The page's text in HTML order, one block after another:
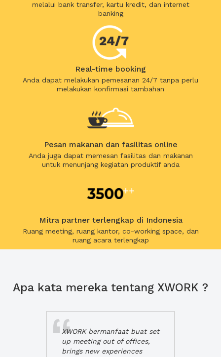
melalui bank transfer, kartu kredit, dan internet
banking
Real-time booking
Anda dapat melakukan pemesanan 24/7 tanpa perlu
melakukan konfirmasi tambahan
Pesan makanan dan fasilitas online
Anda juga dapat memesan fasilitas dan makanan
untuk menunjang kegiatan produktif anda
Mitra partner terlengkap di Indonesia
Ruang meeting, ruang kantor, co-working space, dan
ruang acara terlengkap
Apa kata mereka tentang XWORK ?
XWORK bermanfaat buat set
up meeting out of offices,
brings new experiences